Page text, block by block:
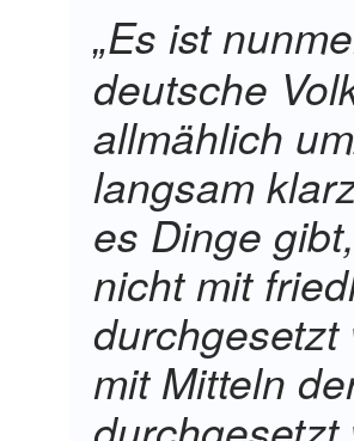
„Es ist
deutsche
allmählich
langsam
es Dinge
nicht mit
mit Mitteln